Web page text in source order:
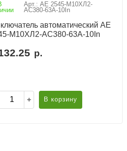
Арт.: АЕ 2545-М10ХЛ2-
AC380-63А-10In
автоматический АЕ
М10ХЛ2-AC380-63А-10In
р.
В корзину